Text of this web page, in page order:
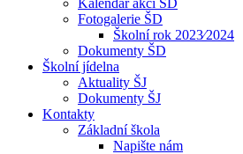
Kalendář akcí ŠD
Fotogalerie ŠD
Školní rok 2023⁄2024
Dokumenty ŠD
Školní jídelna
Aktuality ŠJ
Dokumenty ŠJ
Kontakty
Základní škola
Napište nám